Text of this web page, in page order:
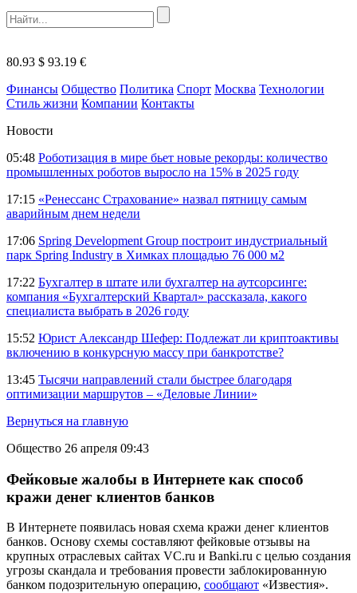
80.93 $ 93.19 €
Финансы Общество Политика Спорт Москва Технологии
Стиль жизни Компании Контакты
Новости
05:48 Роботизация в мире бьет новые рекорды: количество
промышленных роботов выросло на 15% в 2025 году
17:15 «Ренессанс Страхование» назвал пятницу самым
аварийным днем недели
17:06 Spring Development Group построит индустриальный
парк Spring Industry в Химках площадью 76 000 м2
17:22 Бухгалтер в штате или бухгалтер на аутсорсинге:
компания «Бухгалтерский Квартал» рассказала, какого
специалиста выбрать в 2026 году
15:52 Юрист Александр Шефер: Подлежат ли криптоактивы
включению в конкурсную массу при банкротстве?
13:45 Тысячи направлений стали быстрее благодаря
оптимизации маршрутов – «Деловые Линии»
Вернуться на главную
Общество 26 апреля 09:43
Фейковые жалобы в Интернете как способ
кражи денег клиентов банков
В Интернете появилась новая схема кражи денег клиентов
банков. Основу схемы составляют фейковые отзывы на
крупных отраслевых сайтах VC.ru и Banki.ru с целью создания
угрозы скандала и требования провести заблокированную
банком подозрительную операцию, сообщают «Известия».